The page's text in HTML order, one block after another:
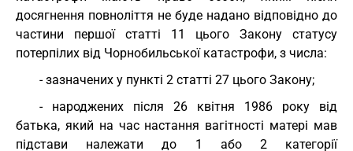
досягнення повноліття не буде надано відповідно до
частини першої статті 11 цього Закону статусу
потерпілих від Чорнобильської катастрофи, з числа:
- зазначених у пункті 2 статті 27 цього Закону;
- народжених після 26 квітня 1986 року від
батька, який на час настання вагітності матері мав
підстави належати до 1 або 2 категорії